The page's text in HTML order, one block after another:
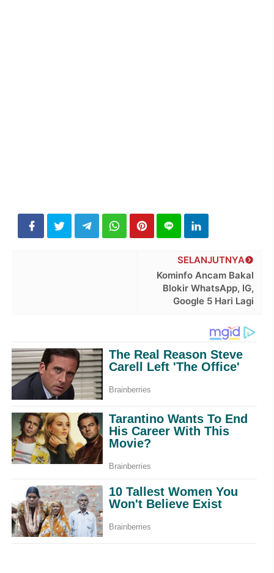
SELANJUTNYA
Kominfo Ancam Bakal
Blokir WhatsApp, IG,
Google 5 Hari Lagi